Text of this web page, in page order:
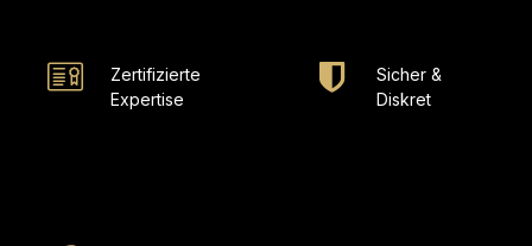
Zertifizierte
Expertise
Sicher &
Diskret